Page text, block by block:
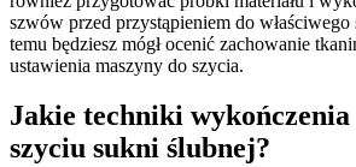
szwów przed przystąpieniem do
temu będziesz mógł ocenić zachowanie
ustawienia maszyny do szycia.
Jakie techniki wykończenia
szyciu sukni ślubnej?